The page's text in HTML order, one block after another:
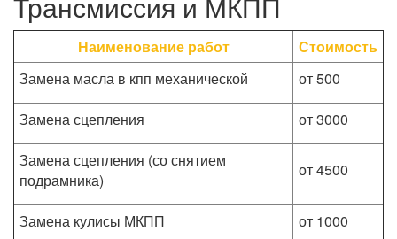
Наименование работ
Стоимость
Замена масла в кпп механической
от 500
Замена сцепления
от 3000
Замена сцепления (со снятием
подрамника)
от 4500
Замена кулисы МКПП
от 1000